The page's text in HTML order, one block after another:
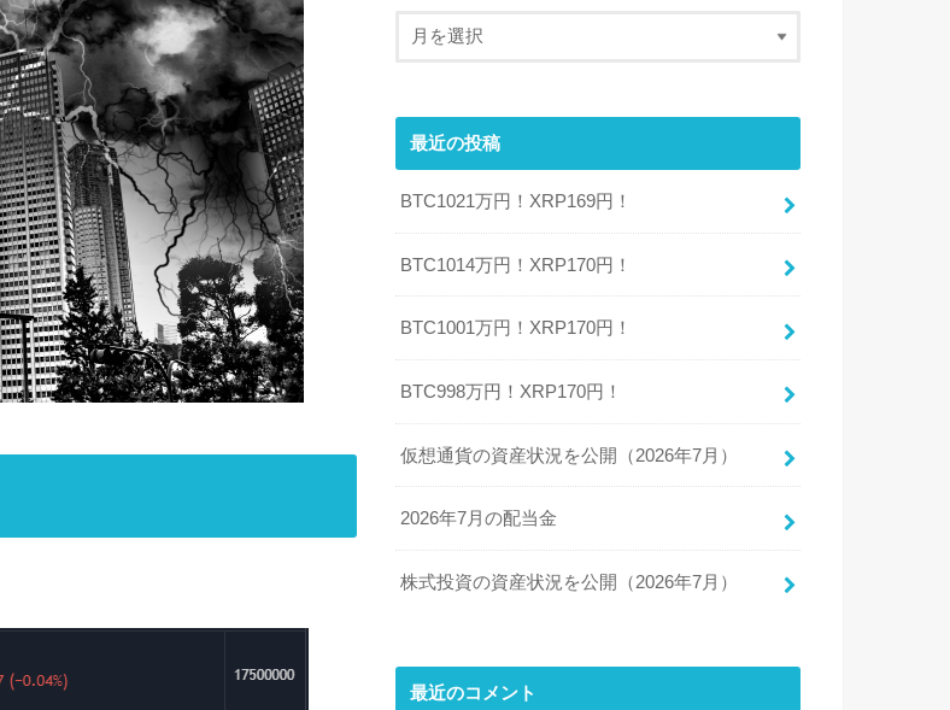
最近の投稿
BTC1021万円！XRP169円！
BTC1014万円！XRP170円！
BTC1001万円！XRP170円！
BTC998万円！XRP170円！
仮想通貨の資産状況を公開（2026年7月）
2026年7月の配当金
株式投資の資産状況を公開（2026年7月）
最近のコメント